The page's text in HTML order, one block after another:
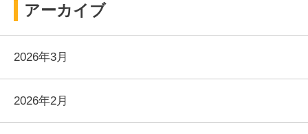
アーカイブ
2026年3月
2026年2月